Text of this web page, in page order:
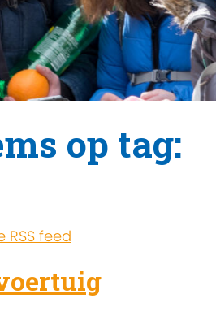
op tag:
feed